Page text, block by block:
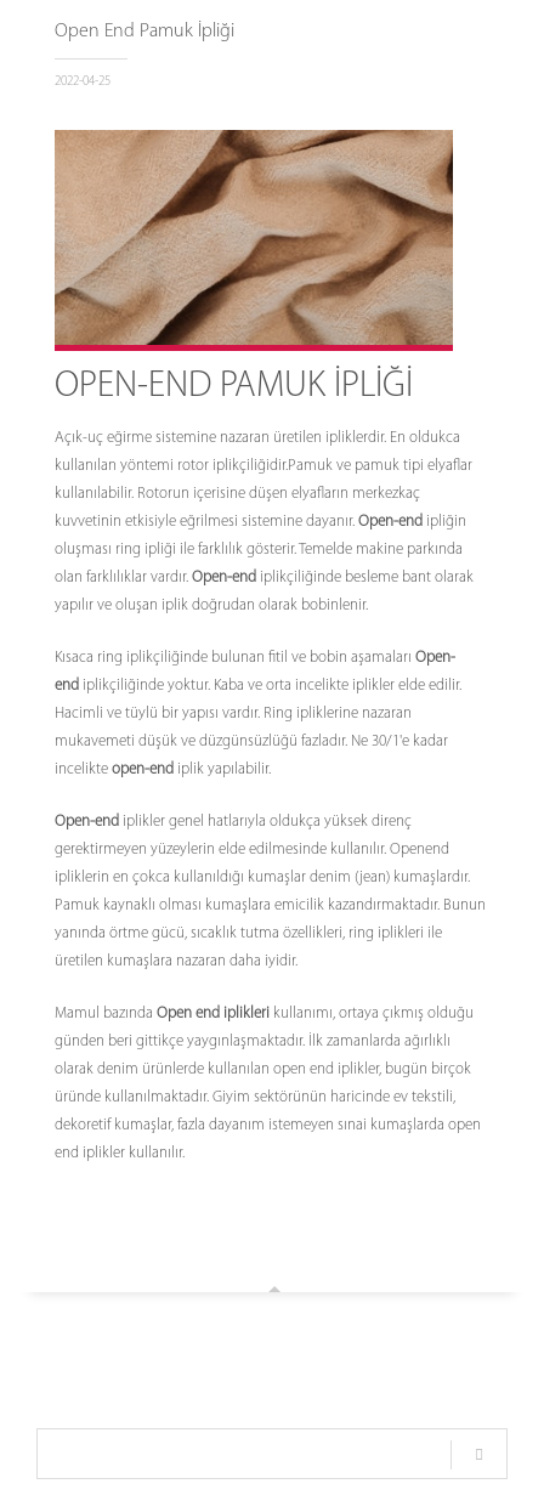
Open End Pamuk İpliği
2022-04-25
OPEN-END PAMUK İPLİĞİ
Açık-uç eğirme sistemine nazaran üretilen ipliklerdir. En oldukca
kullanılan yöntemi rotor iplikçiliğidir.Pamuk ve pamuk tipi elyaflar
kullanılabilir. Rotorun içerisine düşen elyafların merkezkaç
kuvvetinin etkisiyle eğrilmesi sistemine dayanır. Open-end ipliğin
oluşması ring ipliği ile farklılık gösterir. Temelde makine parkında
olan farklılıklar vardır. Open-end iplikçiliğinde besleme bant olarak
yapılır ve oluşan iplik doğrudan olarak bobinlenir.
Kısaca ring iplikçiliğinde bulunan fitil ve bobin aşamaları Open-
end iplikçiliğinde yoktur. Kaba ve orta incelikte iplikler elde edilir.
Hacimli ve tüylü bir yapısı vardır. Ring ipliklerine nazaran
mukavemeti düşük ve düzgünsüzlüğü fazladır. Ne 30/1'e kadar
incelikte open-end iplik yapılabilir.
Open-end iplikler genel hatlarıyla oldukça yüksek direnç
gerektirmeyen yüzeylerin elde edilmesinde kullanılır. Openend
ipliklerin en çokca kullanıldığı kumaşlar denim (jean) kumaşlardır.
Pamuk kaynaklı olması kumaşlara emicilik kazandırmaktadır. Bunun
yanında örtme gücü, sıcaklık tutma özellikleri, ring iplikleri ile
üretilen kumaşlara nazaran daha iyidir.
Mamul bazında Open end iplikleri kullanımı, ortaya çıkmış olduğu
günden beri gittikçe yaygınlaşmaktadır. İlk zamanlarda ağırlıklı
olarak denim ürünlerde kullanılan open end iplikler, bugün birçok
üründe kullanılmaktadır. Giyim sektörünün haricinde ev tekstili,
dekoretif kumaşlar, fazla dayanım istemeyen sınai kumaşlarda open
end iplikler kullanılır.